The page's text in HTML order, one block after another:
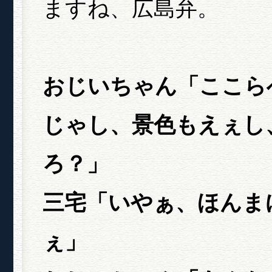
ますね、広島弁。
おじいちゃん「ここ
じゃし、景色もえぇ
ろ？」
三宅「いやぁ、ほん
ぇ」